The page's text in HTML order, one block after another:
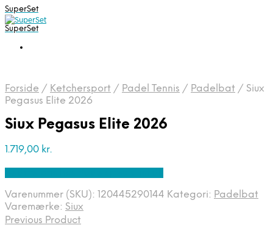
SuperSet
SuperSet
Forside / Ketchersport / Padel Tennis / Padelbat / Siux
Pegasus Elite 2026
Siux Pegasus Elite 2026
1.719,00 kr.
Varenummer (SKU): 120445290144 Kategori: Padelbat
Varemærke: Siux
Previous Product